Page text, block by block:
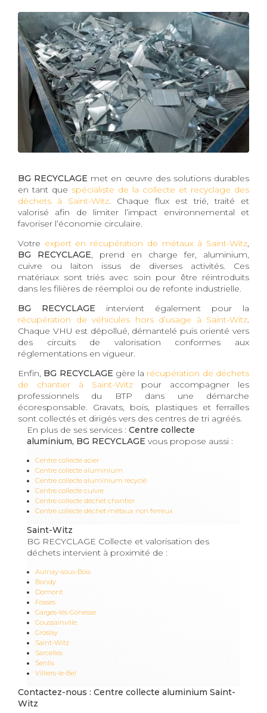
BG RECYCLAGE met en œuvre des solutions durables
en tant que spécialiste de la collecte et recyclage des
déchets à Saint-Witz. Chaque flux est trié, traité et
valorisé afin de limiter l’impact environnemental et
favoriser l’économie circulaire.
Votre expert en récupération de métaux à Saint-Witz,
BG RECYCLAGE, prend en charge fer, aluminium,
cuivre ou laiton issus de diverses activités. Ces
matériaux sont triés avec soin pour être réintroduits
dans les filières de réemploi ou de refonte industrielle.
BG RECYCLAGE intervient également pour la
récupération de véhicules hors d’usage à Saint-Witz.
Chaque VHU est dépollué, démantelé puis orienté vers
des circuits de valorisation conformes aux
réglementations en vigueur.
Enfin, BG RECYCLAGE gère la récupération de déchets
de chantier à Saint-Witz pour accompagner les
professionnels du BTP dans une démarche
écoresponsable. Gravats, bois, plastiques et ferrailles
sont collectés et dirigés vers des centres de tri agréés.
En plus de ses services : Centre collecte
aluminium, BG RECYCLAGE vous propose aussi :
Centre collecte acier
Centre collecte aluminium
Centre collecte aluminium recyclé
Centre collecte cuivre
Centre collecte déchet chantier
Centre collecte déchet métaux non ferreux
Saint-Witz
BG RECYCLAGE Collecte et valorisation des
déchets intervient à proximité de :
Aulnay-sous-Bois
Bondy
Domont
Fosses
Garges-lès-Gonesse
Goussainville
Groslay
Saint-Witz
Sarcelles
Senlis
Villiers-le-Bel
Contactez-nous : Centre collecte aluminium Saint-
Witz